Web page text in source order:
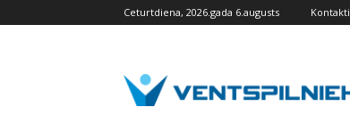
Ceturtdiena, 2026.gada 6.augusts Kontakti